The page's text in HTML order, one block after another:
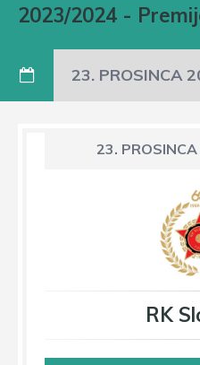
2023/2024 -
23. PROSINCA
23.
RK